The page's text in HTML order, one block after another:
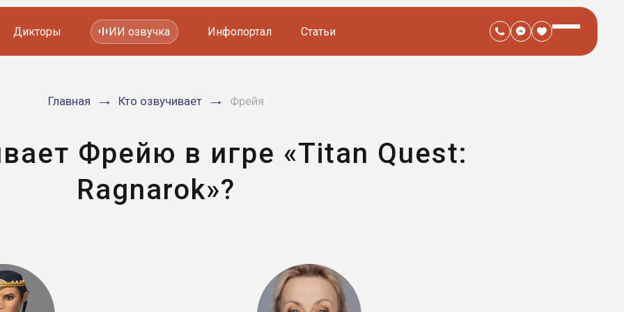
Мультфильмов
Дикторы ИИ озвучка Инфопортал Статьи
Главная Кто озвучивает Фрейя
Фрейю в игре «Titan Quest:
Ragnarok»?